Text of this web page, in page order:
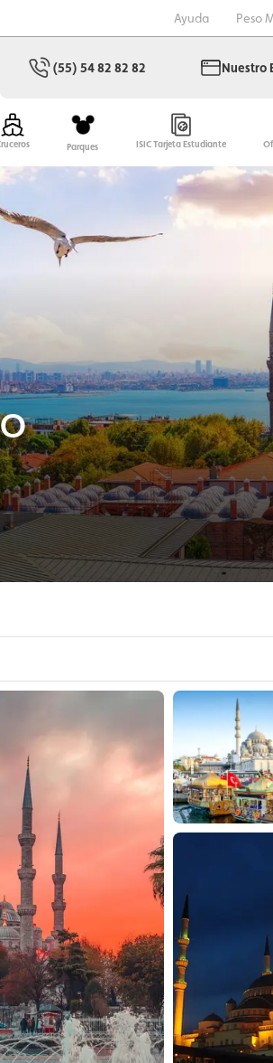
Ayuda Peso
(55) 54 82 82 82 Nuestro
Parques ISIC Tarjeta Estudiante